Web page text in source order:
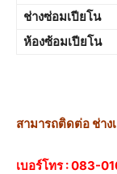
ช่างซ่อมเปียโน
ห้องซ้อมเปียโน
สามารถติดต่อ ช่าง
เบอร์โทร :083-